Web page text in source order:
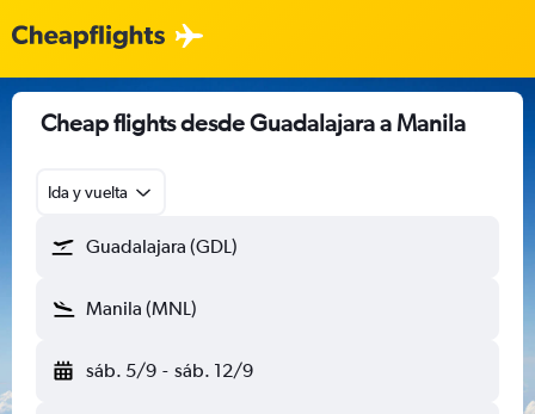
Cheap flights desde Guadalajara a Manila
Ida y vuelta
Guadalajara (GDL)
Manila (MNL)
sáb. 5/9 - sáb. 12/9